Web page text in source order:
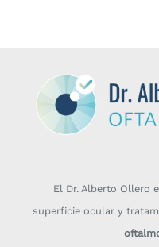
El Dr. Alberto Ollero
superficie ocular y